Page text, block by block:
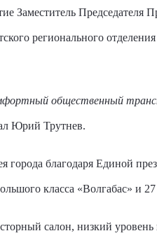
Заместитель
регионального
общественный
Юрий Трутнев.
благодаря Единой
класса «Волгабас» и
салон, низкий